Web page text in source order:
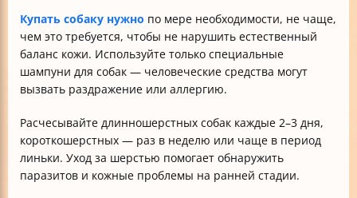
Купать собаку нужно по мере необходимости, не чаще,
чем это требуется, чтобы не нарушить естественный
баланс кожи. Используйте только специальные
шампуни для собак — человеческие средства могут
вызвать раздражение или аллергию.
Расчесывайте длинношерстных собак каждые 2–3 дня,
короткошерстных — раз в неделю или чаще в период
линьки. Уход за шерстью помогает обнаружить
паразитов и кожные проблемы на ранней стадии.